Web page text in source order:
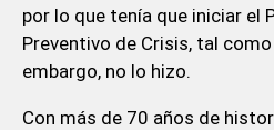
por lo que tenía que iniciar el
Preventivo de Crisis, tal como
embargo, no lo hizo.
Con más de 70 años de